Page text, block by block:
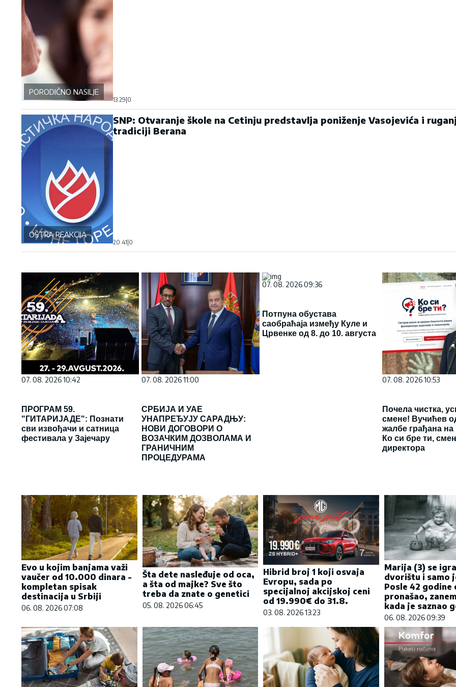
PORODIČNO NASILJE
13:29 0
OŠTRA REAKCIJA
SNP: Otvaranje škole na Cetinju predstavlja poniženje Vasojevića i
tradiciji Berana
20:41 0
07. 08. 2026 10:42
ПРОГРАМ 59.
"ГИТАРИЈАДЕ": Познати
сви извођачи и сатница
фестивала у Зајечару
07. 08. 2026 11:00
СРБИЈА И УАЕ
УНАПРЕЂУЈУ САРАДЊУ:
НОВИ ДОГОВОРИ О
ВОЗАЧКИМ ДОЗВОЛАМА И
ГРАНИЧНИМ
ПРОЦЕДУРАМА
07. 08. 2026 09:36
Потпуна обустава
саобраћаја између Куле и
Црвенке од 8. до 10. августа
07. 08. 2026 10:53
Почела чистка,
смене! Вучићев
жалбе грађана на
Ко си бре ти,
директора
Evo u kojim banjama važi
vaučer od 10.000 dinara -
kompletan spisak
destinacija u Srbiji
06. 08. 2026 07:08
Šta dete nasleđuje od oca,
a šta od majke? Sve što
treba da znate o genetici
05. 08. 2026 06:45
Hibrid broj 1 koji osvaja
Evropu, sada po
specijalnoj akcijskoj ceni
od 19.990€ do 31.8.
03. 08. 2026 13:23
Marija (3) se
dvorištu i samo
Posle 42 godine
pronašao,
kada je saznao
06. 08. 2026 09:39